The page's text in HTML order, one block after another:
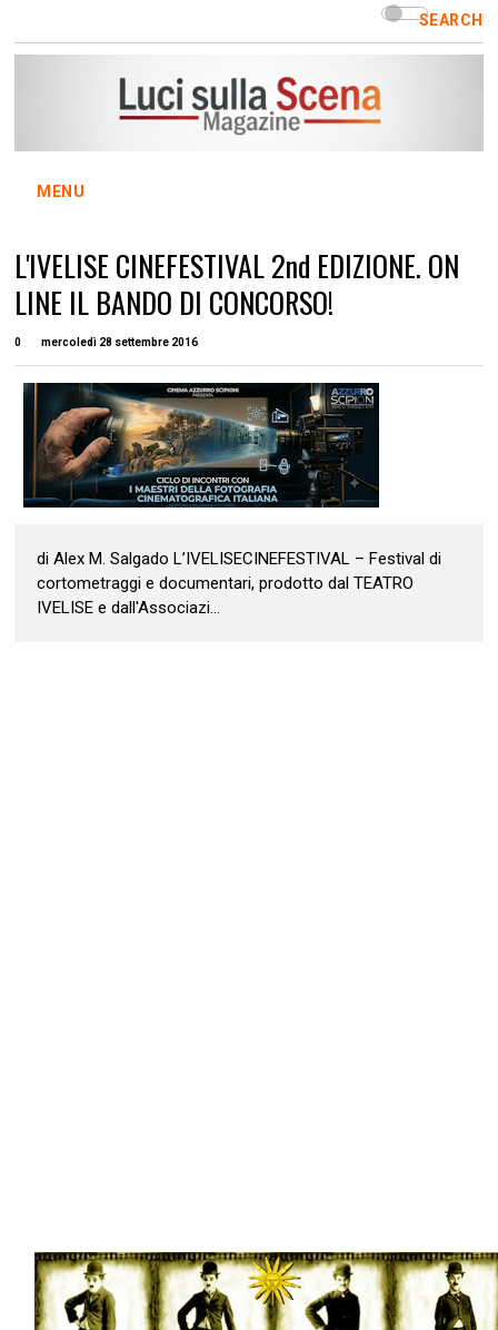
SEARCH
MENU
L'IVELISE CINEFESTIVAL 2nd EDIZIONE. ON
LINE IL BANDO DI CONCORSO!
0 mercoledì 28 settembre 2016
di Alex M. Salgado L’IVELISECINEFESTIVAL – Festival di
cortometraggi e documentari, prodotto dal TEATRO
IVELISE e dall'Associazi...